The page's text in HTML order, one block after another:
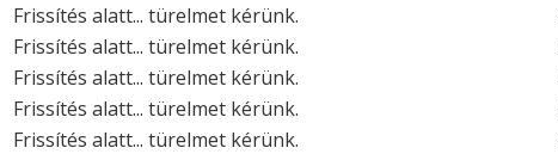
Frissítés alatt... türelmet kérünk.
Frissítés alatt... türelmet kérünk.
Frissítés alatt... türelmet kérünk.
Frissítés alatt... türelmet kérünk.
Frissítés alatt... türelmet kérünk.